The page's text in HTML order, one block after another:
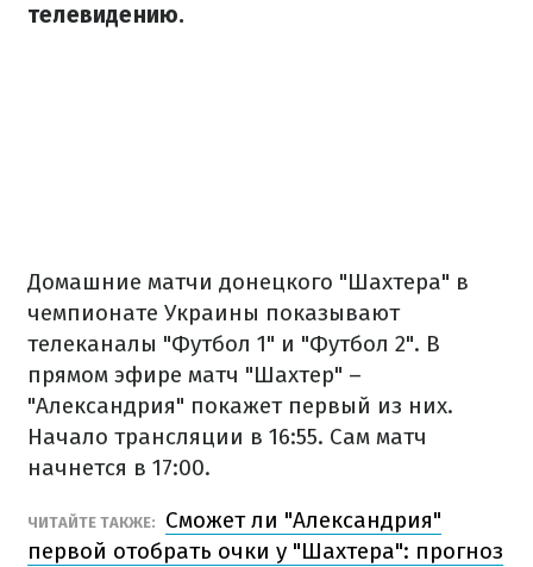
телевидению.
Домашние матчи донецкого "Шахтера" в
чемпионате Украины показывают
телеканалы "Футбол 1" и "Футбол 2". В
прямом эфире матч "Шахтер" –
"Александрия" покажет первый из них.
Начало трансляции в 16:55. Сам матч
начнется в 17:00.
ЧИТАЙТЕ ТАКЖЕ:
Сможет ли "Александрия"
первой отобрать очки у "Шахтера": прогноз